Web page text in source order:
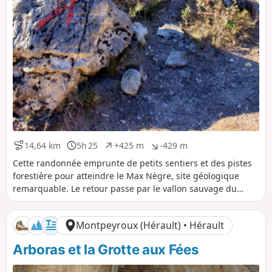
14,64 km
D
i
s
t
a
n
c
e
5h 25
D
u
r
é
e
+425 m
D
é
n
i
v
e
l
é
p
o
-429 m
D
é
n
i
v
e
l
é
n
é
Cette randonnée emprunte de petits sentiers et des pistes
forestière pour atteindre le Max Nègre, site géologique
remarquable. Le retour passe par le vallon sauvage du
Joncas dans lequel s'ouvre la Grotte des Fées : une bonne
lampe torche permet d'en visiter l'entrée sur une trentaine
de mètres (stalactites et draperies).Circuit à éviter en
Montpeyroux (Hérault) • Hérault
Arboras et la Grotte aux Fées